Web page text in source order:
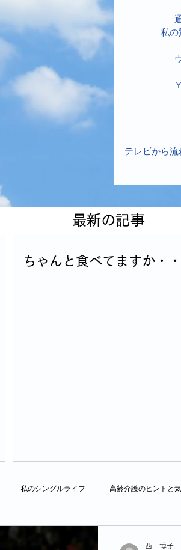
私の
テレビから
​最新の記事
ちゃんと食べてますか・
私のシングルライフ 高齢介護のヒントと
の終の棲家と住まい探し
西 博子